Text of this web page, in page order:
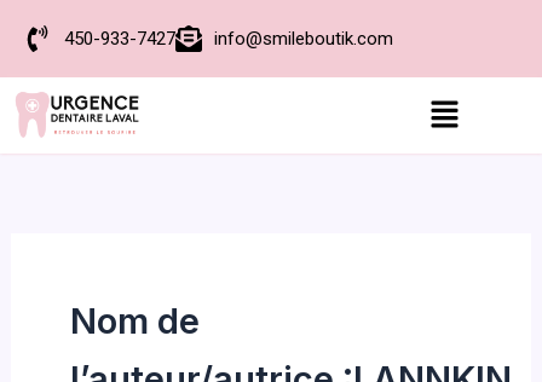
contenu
450-933-7427 info@smileboutik.com
Menu
Nom de